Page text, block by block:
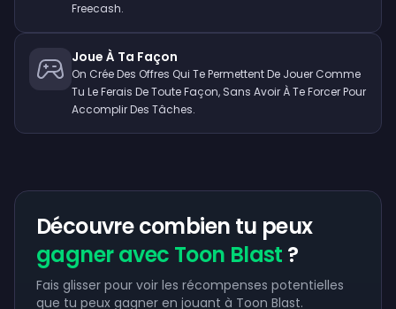
Freecash.
Joue À Ta Façon
On Crée Des Offres Qui Te Permettent De Jouer Comme
Tu Le Ferais De Toute Façon, Sans Avoir À Te Forcer Pour
Accomplir Des Tâches.
Découvre combien tu peux
gagner avec Toon Blast ?
Fais glisser pour voir les récompenses potentielles
que tu peux gagner en jouant à Toon Blast.